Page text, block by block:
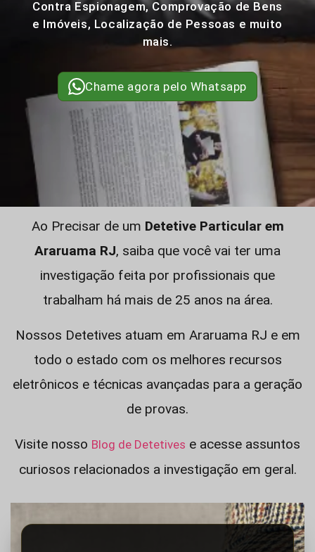
Contra Espionagem, Comprovação de Bens
e Imóveis, Localização de Pessoas e muito
mais.
Chame agora pelo Whatsapp
Ao Precisar de um Detetive Particular em
Araruama RJ, saiba que você vai ter uma
investigação feita por profissionais que
trabalham há mais de 25 anos na área.
Nossos Detetives atuam em Araruama RJ e em
todo o estado com os melhores recursos
eletrônicos e técnicas avançadas para a geração
de provas.
Visite nosso Blog de Detetives e acesse assuntos
curiosos relacionados a investigação em geral.